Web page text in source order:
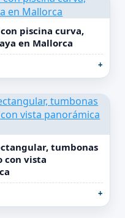
piscina curva,
en Mallorca
tumbonas
con vista